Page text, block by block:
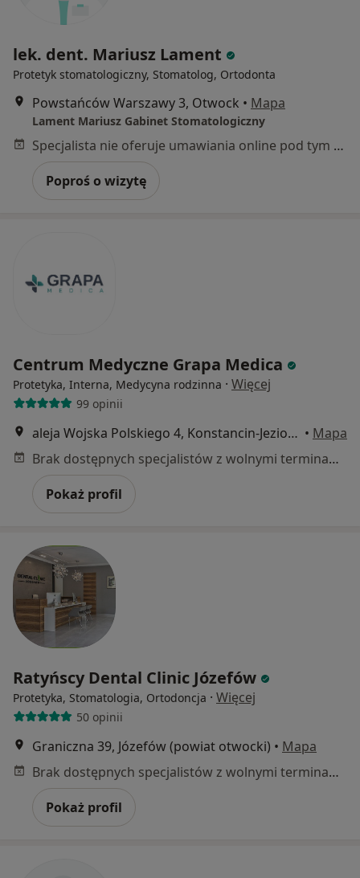
lek. dent. Mariusz Lament
Protetyk stomatologiczny, Stomatolog, Ortodonta
Powstańców Warszawy 3, Otwock • Mapa
Lament Mariusz Gabinet Stomatologiczny
Specjalista nie oferuje umawiania online pod tym adresem.
Poproś o wizytę
Centrum Medyczne Grapa Medica
Protetyka, Interna, Medycyna rodzinna · Więcej
99 opinii
aleja Wojska Polskiego 4, Konstancin-Jeziorna • Mapa
Brak dostępnych specjalistów z wolnymi terminami w tym centrum medycznym.
Pokaż profil
Ratyńscy Dental Clinic Józefów
Protetyka, Stomatologia, Ortodoncja · Więcej
50 opinii
Graniczna 39, Józefów (powiat otwocki) • Mapa
Brak dostępnych specjalistów z wolnymi terminami w tym centrum medycznym.
Pokaż profil